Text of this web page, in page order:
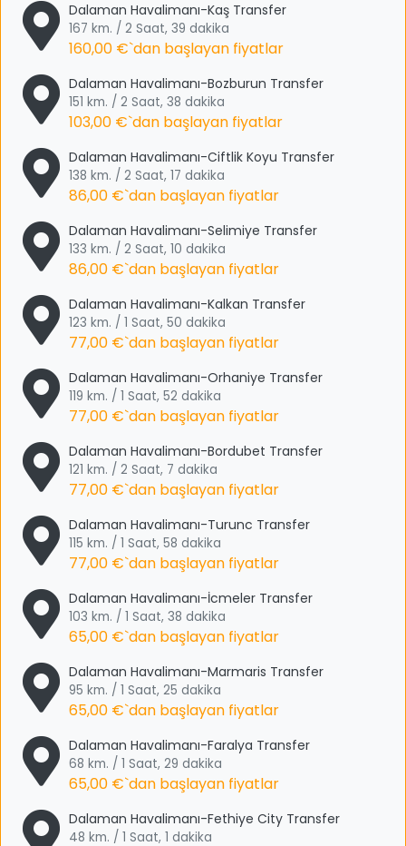
Dalaman Havalimanı-Kaş Transfer
167 km. / 2 Saat, 39 dakika
160,00 €`dan başlayan fiyatlar
Dalaman Havalimanı-Bozburun Transfer
151 km. / 2 Saat, 38 dakika
103,00 €`dan başlayan fiyatlar
Dalaman Havalimanı-Ciftlik Koyu Transfer
138 km. / 2 Saat, 17 dakika
86,00 €`dan başlayan fiyatlar
Dalaman Havalimanı-Selimiye Transfer
133 km. / 2 Saat, 10 dakika
86,00 €`dan başlayan fiyatlar
Dalaman Havalimanı-Kalkan Transfer
123 km. / 1 Saat, 50 dakika
77,00 €`dan başlayan fiyatlar
Dalaman Havalimanı-Orhaniye Transfer
119 km. / 1 Saat, 52 dakika
77,00 €`dan başlayan fiyatlar
Dalaman Havalimanı-Bordubet Transfer
121 km. / 2 Saat, 7 dakika
77,00 €`dan başlayan fiyatlar
Dalaman Havalimanı-Turunc Transfer
115 km. / 1 Saat, 58 dakika
77,00 €`dan başlayan fiyatlar
Dalaman Havalimanı-İcmeler Transfer
103 km. / 1 Saat, 38 dakika
65,00 €`dan başlayan fiyatlar
Dalaman Havalimanı-Marmaris Transfer
95 km. / 1 Saat, 25 dakika
65,00 €`dan başlayan fiyatlar
Dalaman Havalimanı-Faralya Transfer
68 km. / 1 Saat, 29 dakika
65,00 €`dan başlayan fiyatlar
Dalaman Havalimanı-Fethiye City Transfer
48 km. / 1 Saat, 1 dakika